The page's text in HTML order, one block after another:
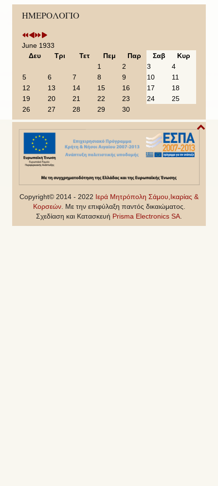
ΗΜΕΡΟΛΟΓΙΟ
P
r
v
i
e
a
r
P
r
v
i
o
o
n
t
h
N
e
t
Y
e
N
e
t
M
June 1933
Δευ
Τρι Τετ Πεμ Παρ Σαβ
Κυρ
1
2 3
4
5
6 7 8 9 10
11
12
13 14 15 16 17
18
19
20 21 22 23 24
25
26
27 28 29 30
Copyright© 2014 - 2022 Ιερά Μητρόπολη Σάμου,Ικαρίας &
Κορσεών. Με την επιφύλαξη παντός δικαιώματος.
Σχεδίαση και Κατασκευή Prisma Electronics SA.